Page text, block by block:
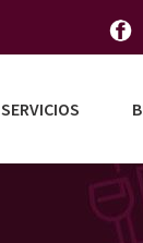
SERVICIOS